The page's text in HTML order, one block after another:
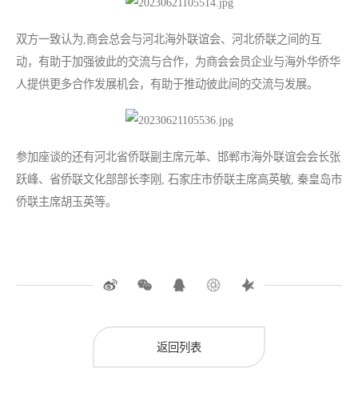
双方一致认为,商会总会与河北海外联谊会、河北侨联之间的互
动，有助于加强彼此的交流与合作，为商会会员企业与海外华侨华
人提供更多合作发展机会，有助于推动彼此间的交流与发展。
参加座谈的还有河北省侨联副主席元革、邯郸市海外联谊会会长张
跃峰、省侨联文化部部长李刚, 石家庄市侨联主席高英敏, 秦皇岛市
侨联主席胡玉英等。
返回列表